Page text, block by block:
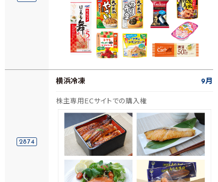
2874
横浜冷凍 9月
株主専用ECサイトでの購入権